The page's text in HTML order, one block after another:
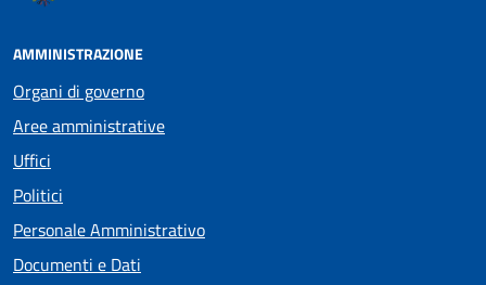
AMMINISTRAZIONE
Organi di governo
Aree amministrative
Uffici
Politici
Personale Amministrativo
Documenti e Dati